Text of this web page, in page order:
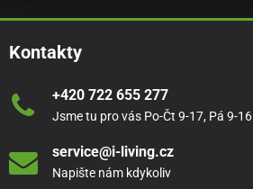
Kontakty
+420 722 655 277
Jsme tu pro vás Po-Čt 9-17, Pá 9-16
service@i-living.cz
Napište nám kdykoliv